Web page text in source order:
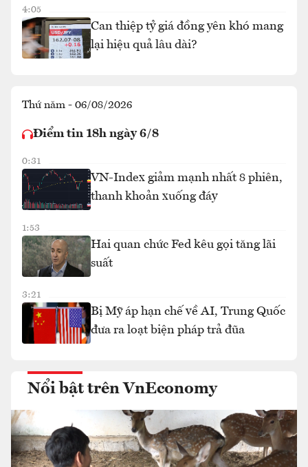
4:05
Can thiệp tỷ giá đồng yên khó mang
lại hiệu quả lâu dài?
Thứ năm - 06/08/2026
Điểm tin 18h ngày 6/8
0:31
VN-Index giảm mạnh nhất 8 phiên,
thanh khoản xuống đáy
1:53
Hai quan chức Fed kêu gọi tăng lãi
suất
3:21
Bị Mỹ áp hạn chế về AI, Trung Quốc
đưa ra loạt biện pháp trả đũa
Nổi bật trên VnEconomy